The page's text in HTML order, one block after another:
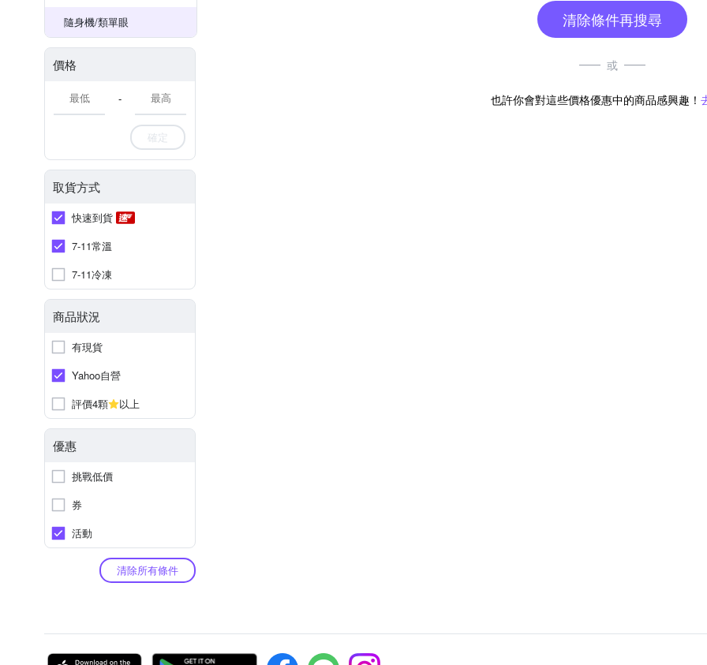
隨身機/類單眼
價格
-
確定
取貨方式
快速到貨
7-11常溫
7-11冷凍
商品狀況
有現貨
Yahoo自營
評價4顆
以上
優惠
挑戰低價
券
活動
清除所有條件
清除條件再搜尋
或
也許你會對這些價格優惠中的商品感興趣！